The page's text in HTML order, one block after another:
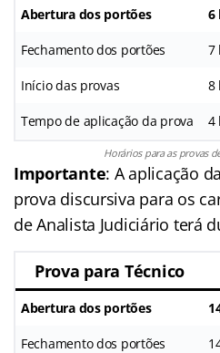
Abertura dos portões 6
Fechamento dos portões 7
Início das provas 8
Tempo de aplicação da prova 4
Horários para as provas
Importante: A aplicação
prova discursiva para os
de Analista Judiciário terá
Prova para Técnico
Abertura dos portões
Fechamento dos portões